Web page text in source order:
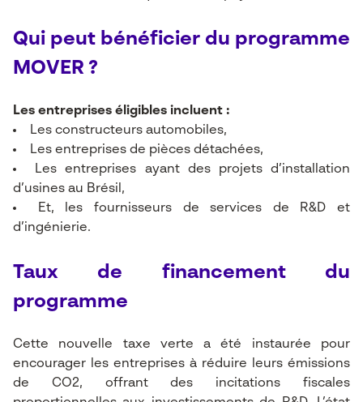
Qui peut bénéficier du programme
MOVER ?
Les entreprises éligibles incluent :
Les constructeurs automobiles,
Les entreprises de pièces détachées,
Les entreprises ayant des projets d’installation
d’usines au Brésil,
Et, les fournisseurs de services de R&D et
d’ingénierie.
Taux de financement du
programme
Cette nouvelle taxe verte a été instaurée pour
encourager les entreprises à réduire leurs émissions
de CO2, offrant des incitations fiscales